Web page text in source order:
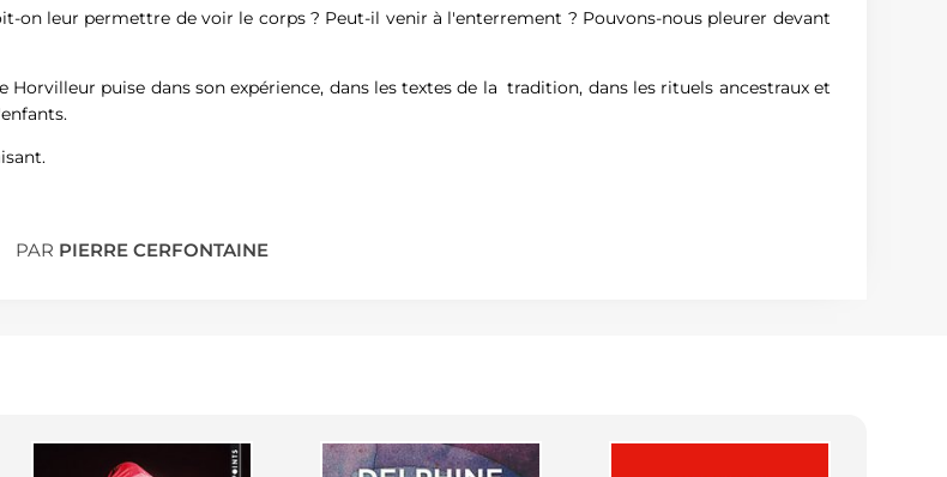
leur permettre de voir le corps ? Peut-il venir à l'enterrement ? Pouvons-nous pleurer devant
puise dans son expérience, dans les textes de la tradition, dans les rituels ancestraux et
PAR PIERRE CERFONTAINE